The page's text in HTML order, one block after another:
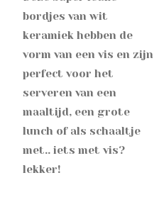
bordjes van wit
keramiek hebben de
vorm van een vis en zijn
perfect voor het
serveren van een
maaltijd, een grote
lunch of als schaaltje
met.. iets met vis?
lekker!